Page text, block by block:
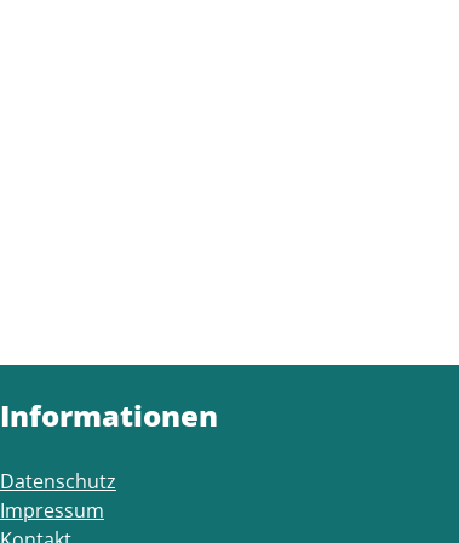
Informationen
Datenschutz
Impressum